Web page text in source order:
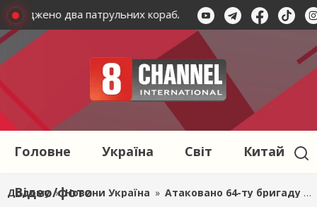
два патрульних кораблі та великий НПЗ у
Головне Україна Світ Китай
Відео/фото
Додому » Новини Україна » Атаковано 64-ту бригаду РФ, причетну до злочинів у Бучі